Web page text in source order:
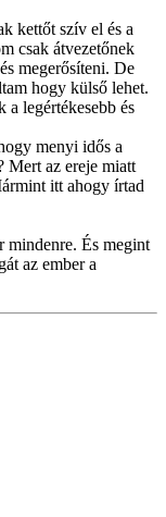
kettőt szív el és a
csak átvezetőnek
megerősíteni. De
hogy külső lehet.
a legértékesebb és
menyi idős a
Mert az ereje miatt
itt ahogy írtad
mindenre. És megint
az ember a